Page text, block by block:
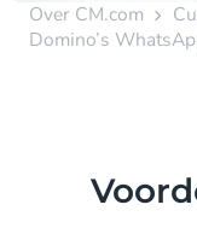
Over CM.com
Domino’s